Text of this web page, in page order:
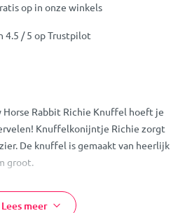
op in onze winkels
4.5 / 5 op Trustpilot
Rabbit Richie Knuffel hoeft je
Knuffelkonijntje Richie zorgt
De knuffel is gemaakt van heerlijk
groot.
Lees meer